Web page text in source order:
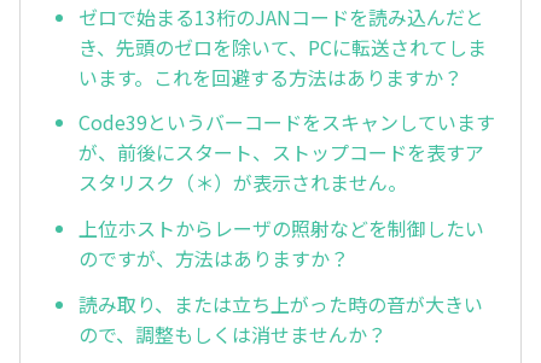
ゼロで始まる13桁のJANコードを読み込んだと
き、先頭のゼロを除いて、PCに転送されてしま
います。これを回避する方法はありますか？
Code39というバーコードをスキャンしています
が、前後にスタート、ストップコードを表すア
スタリスク（＊）が表示されません。
上位ホストからレーザの照射などを制御したい
のですが、方法はありますか？
読み取り、または立ち上がった時の音が大きい
ので、調整もしくは消せませんか？